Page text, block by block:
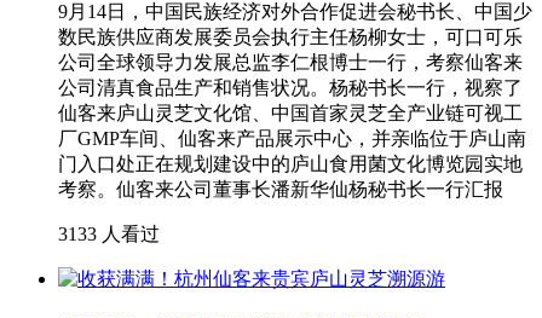
9月14日，中国民族经济对外合作促进会秘书长、中国少
数民族供应商发展委员会执行主任杨柳女士，可口可乐
公司全球领导力发展总监李仁根博士一行，考察仙客来
公司清真食品生产和销售状况。杨秘书长一行，视察了
仙客来庐山灵芝文化馆、中国首家灵芝全产业链可视工
厂GMP车间、仙客来产品展示中心，并亲临位于庐山南
门入口处正在规划建设中的庐山食用菌文化博览园实地
考察。仙客来公司董事长潘新华仙杨秘书长一行汇报
3133 人看过